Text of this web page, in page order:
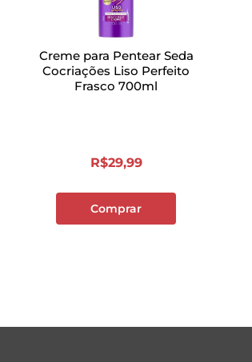
Creme para Pentear Seda
Cocriações Liso Perfeito
Frasco 700ml
R$29,99
Comprar